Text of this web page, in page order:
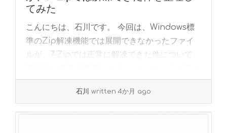
てみた
こんにちは、石川です。 今回は、Windows標
準のZip解凍機能では展開できなかったファイ
ルが、7-Zipでは正常に解凍できた件について、
イルを解凍しようとしたところ、W... »read
石川 written 4か月 ago